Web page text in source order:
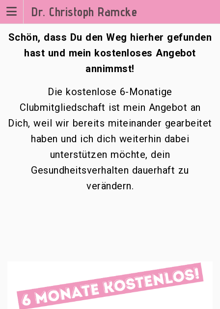
Inhalt
springen
Dr. Christoph Ramcke
Schön, dass Du den Weg hierher gefunden
hast und mein kostenloses Angebot
annimmst!
Die kostenlose 6-Monatige
Clubmitgliedschaft ist mein Angebot an
Dich, weil wir bereits miteinander gearbeitet
haben und ich dich weiterhin dabei
unterstützen möchte, dein
Gesundheitsverhalten dauerhaft zu
verändern.